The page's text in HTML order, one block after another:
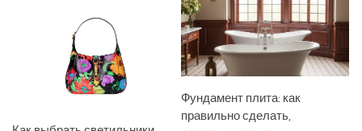
Фундамент плита: как
правильно сделать,